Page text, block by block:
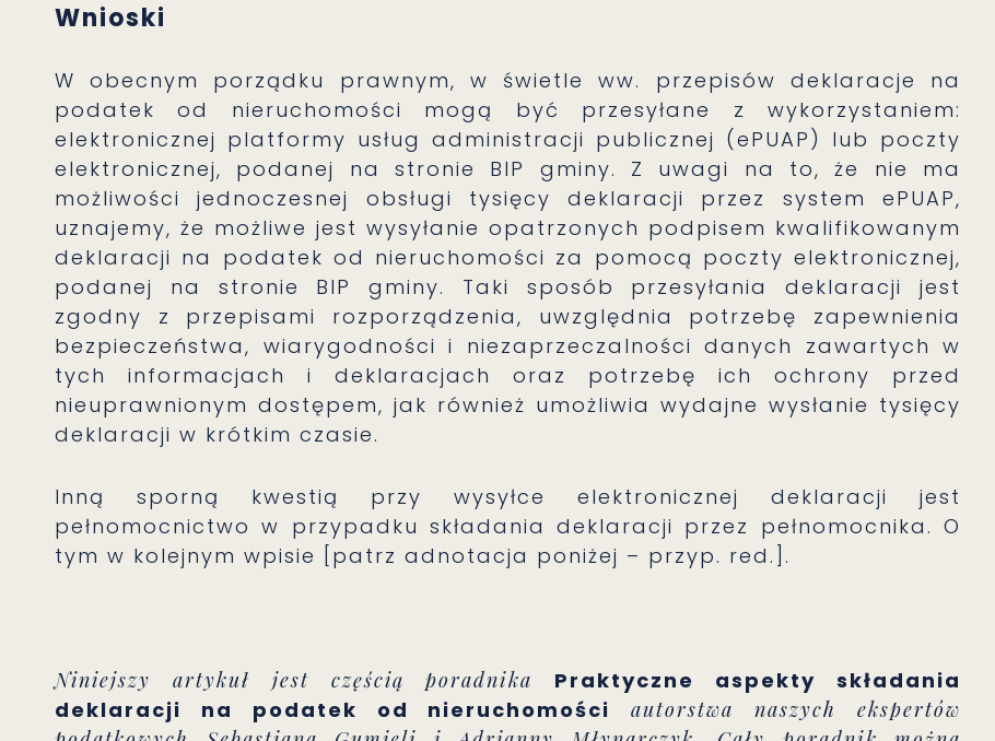
Wnioski
W obecnym porządku prawnym, w świetle ww. przepisów deklaracje na
podatek od nieruchomości mogą być przesyłane z wykorzystaniem:
elektronicznej platformy usług administracji publicznej (ePUAP) lub poczty
elektronicznej, podanej na stronie BIP gminy. Z uwagi na to, że nie ma
możliwości jednoczesnej obsługi tysięcy deklaracji przez system ePUAP,
uznajemy, że możliwe jest wysyłanie opatrzonych podpisem kwalifikowanym
deklaracji na podatek od nieruchomości za pomocą poczty elektronicznej,
podanej na stronie BIP gminy. Taki sposób przesyłania deklaracji jest
zgodny z przepisami rozporządzenia, uwzględnia potrzebę zapewnienia
bezpieczeństwa, wiarygodności i niezaprzeczalności danych zawartych w
tych informacjach i deklaracjach oraz potrzebę ich ochrony przed
nieuprawnionym dostępem, jak również umożliwia wydajne wysłanie tysięcy
deklaracji w krótkim czasie.
Inną sporną kwestią przy wysyłce elektronicznej deklaracji jest
pełnomocnictwo w przypadku składania deklaracji przez pełnomocnika. O
tym w kolejnym wpisie [patrz adnotacja poniżej – przyp. red.].
Niniejszy artykuł jest częścią poradnika Praktyczne aspekty składania
deklaracji na podatek od nieruchomości
autorstwa naszych ekspertów